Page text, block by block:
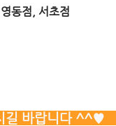
동점, 서초점
시길 바랍니다 ^^♥